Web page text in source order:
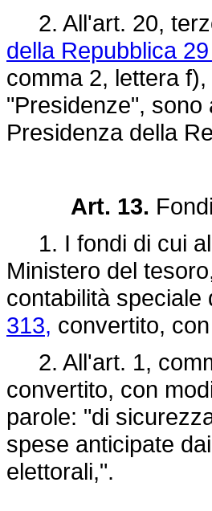
2. All'art. 20,
della Repubblica
comma 2, lettera
"Presidenze", sono
Presidenza della
Art. 13.
1. I fondi di cui al
Ministero del
contabilità
313, convertito,
2. All'art. 1,
convertito, con
parole: "di
spese anticipate
elettorali,".